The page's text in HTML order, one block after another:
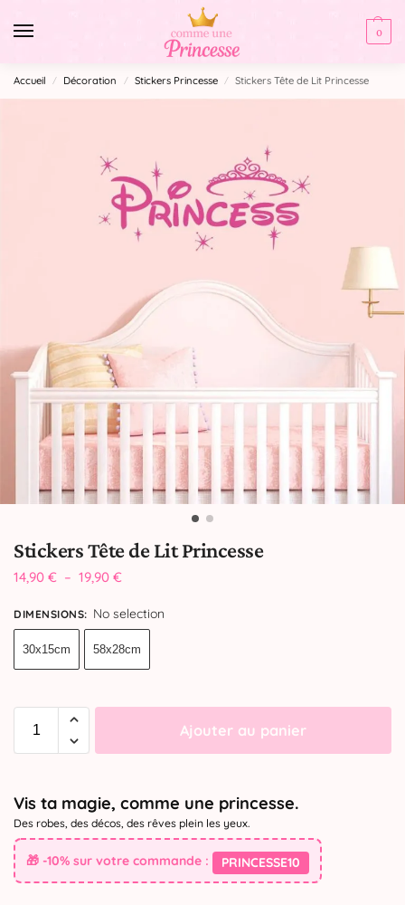
0
Accueil / Décoration / Stickers Princesse / Stickers Tête de Lit Princesse
Stickers Tête de Lit Princesse
14,90 € – 19,90 €
DIMENSIONS: No selection
30x15cm 58x28cm
Ajouter au panier
Vis ta magie, comme une princesse.
Des robes, des décos, des rêves plein les yeux.
🎁 -10% sur votre commande : PRINCESSE10